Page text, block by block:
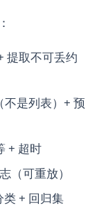
提取不可丢约
是列表）+ 预
+ 超时
（可重放）
+ 回归集